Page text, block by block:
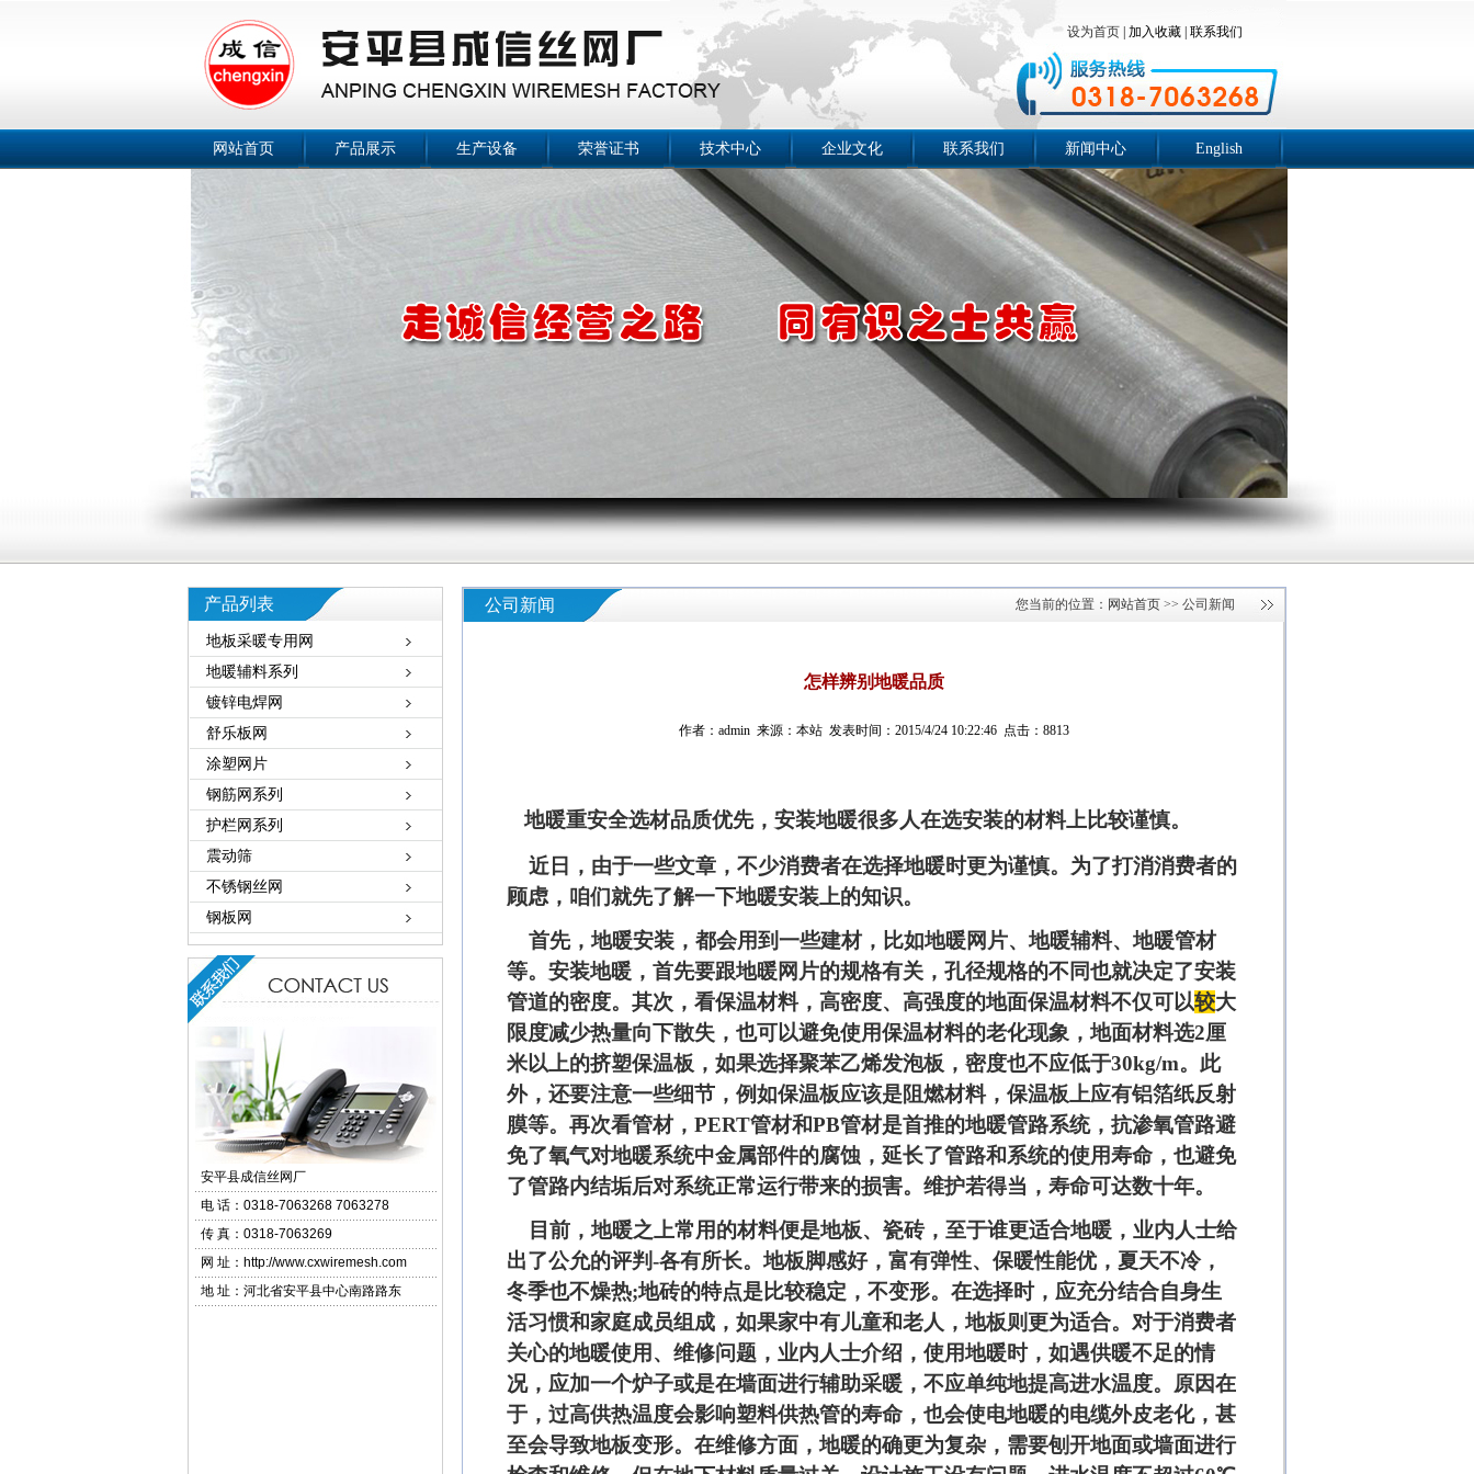
设为首页 加入收藏 联系我们
网站首页 产品展示 生产设备 荣誉证书 技术中心 企业文化 联系我们 新闻中心 English
产品列表
地板采暖专用网
地暖辅料系列
镀锌电焊网
舒乐板网
涂塑网片
钢筋网系列
护栏网系列
震动筛
不锈钢丝网
钢板网
安平县成信丝网厂
电 话： 0318-7063268 7063278
传 真： 0318-7063269
网 址： http://www.cxwiremesh.com
地 址：河北省安平县中心南路路东
公司新闻 您当前的位置： 网站首页 >> 公司新闻
怎样辨别地暖品质
作者：admin 来源：本站 发表时间：2015/4/24 10:22:46 点击：8813
地暖重安全选材品质优先，安装地暖很多人在选安装的材料上比较谨慎。
近日，由于一些文章，不少消费者在选择地暖时更为谨慎。为了打消消费者的
顾虑，咱们就先了解一下地暖安装上的知识。
首先，地暖安装，都会用到一些建材，比如地暖网片、地暖辅料、地暖管材
等。安装地暖，首先要跟地暖网片的规格有关，孔径规格的不同也就决定了安装
管道的密度。其次，看保温材料，高密度、高强度的地面保温材料不仅可以较大
限度减少热量向下散失，也可以避免使用保温材料的老化现象，地面材料选2厘
米以上的挤塑保温板，如果选择聚苯乙烯发泡板，密度也不应低于30kg/m。此
外，还要注意一些细节，例如保温板应该是阻燃材料，保温板上应有铝箔纸反射
膜等。再次看管材， PERT管材和PB管材是首推的地暖管路系统，抗渗氧管路避
免了氧气对地暖系统中金属部件的腐蚀，延长了管路和系统的使用寿命，也避免
了管路内结垢后对系统正常运行带来的损害。维护若得当，寿命可达数十年。
目前，地暖之上常用的材料便是地板、瓷砖，至于谁更适合地暖，业内人士给
出了公允的评判-各有所长。地板脚感好，富有弹性、保暖性能优，夏天不冷，
冬季也不燥热;地砖的特点是比较稳定，不变形。在选择时，应充分结合自身生
活习惯和家庭成员组成，如果家中有儿童和老人，地板则更为适合。对于消费者
关心的地暖使用、维修问题，业内人士介绍，使用地暖时，如遇供暖不足的情
况，应加一个炉子或是在墙面进行辅助采暖，不应单纯地提高进水温度。原因在
于，过高供热温度会影响塑料供热管的寿命，也会使电地暖的电缆外皮老化，甚
至会导致地板变形。在维修方面，地暖的确更为复杂，需要刨开地面或墙面进行